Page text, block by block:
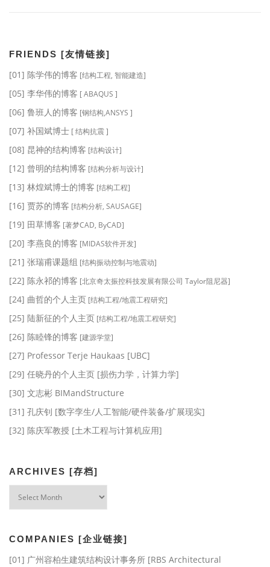
FRIENDS [友情链接]
[01] 陈学伟的博客 [结构工程, 智能建造]
[05] 李华伟的博客 [ ABAQUS ]
[06] 鲁班人的博客 [钢结构,ANSYS ]
[07] 补国斌博士 [ 结构抗震 ]
[08] 昆神的结构博客 [结构设计]
[12] 曾明的结构博客 [结构分析与设计]
[13] 林煌斌博士的博客 [结构工程]
[16] 贾苏的博客 [结构分析, SAUSAGE]
[19] 田草博客 [著梦CAD, ByCAD]
[20] 李燕良的博客 [MIDAS软件开发]
[21] 张瑞甫课题组 [结构振动控制与地震动]
[22] 陈永祁的博客 [北京奇太振控科技发展有限公司 Taylor阻尼器]
[24] 曲哲的个人主页 [结构工程/地震工程研究]
[25] 陆新征的个人主页 [结构工程/地震工程研究]
[26] 陈睦锋的博客 [建源学堂]
[27] Professor Terje Haukaas [UBC]
[29] 任晓丹的个人主页 [损伤力学，计算力学]
[30] 文志彬 BIMandStructure
[31] 孔庆钊 [数字孪生/人工智能/硬件装备/扩展现实]
[32] 陈庆军教授 [土木工程与计算机应用]
ARCHIVES [存档]
COMPANIES [企业链接]
[01] 广州容柏生建筑结构设计事务所 [RBS Architectural